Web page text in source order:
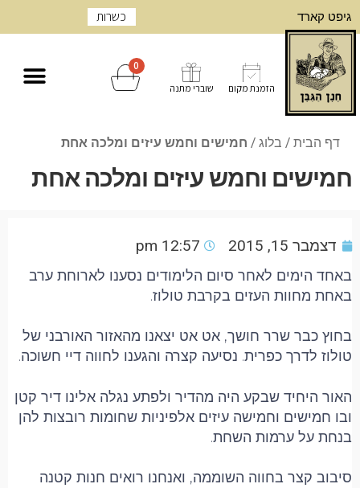
גיפט קארד כשרות
הזמנת מקום שוברי מתנה
0
דף הבית/ בלוג/ חמישים וחמש עיזים ומלכה אחת
חמישים וחמש עיזים ומלכה אחת
דצמבר 15, 2015 12:57 pm
באחד הימים לאחר סיום הלימודים נסענו לארוחת ערב
באחת מחוות העזים בקרבת טולוז.
בחוץ כבר שרר חושך, אט אט יצאנו מהאזור האורבני של
טולוז לדרך כפרית. נסיעה קצרה והגענו לחווה דיי חשוכה.
האור היחיד שבקע היה מהדיר ולפתע נגלה אלינו דיר קטן
ובו חמישים וחמישה עיזים אלפיניות שחומות רובצות להן
בנחת על ערמות השחת.
סיבוב קצר בחווה השוממה, ואנחנו רואים חנות קטנה